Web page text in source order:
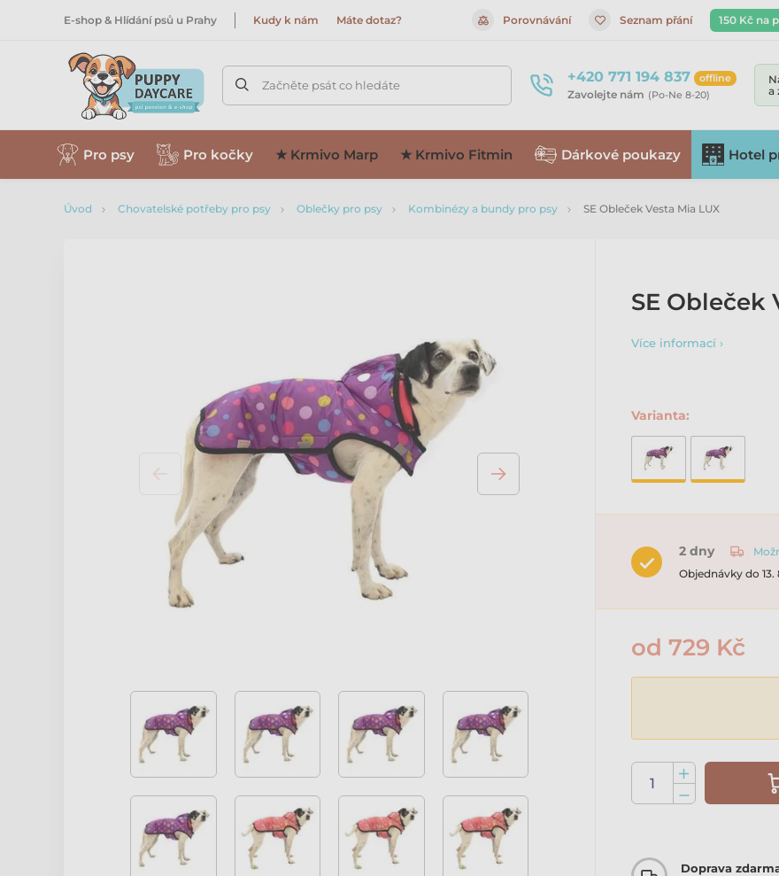
E-shop & Hlídání psů u Prahy Kudy k nám Máte dotaz? Porovnávání Seznam přání 150 Kč na
Začněte psát co hledáte +420 771 194 837 offline
Zavolejte nám (Po-Ne 8-20)
a
Pro psy Pro kočky ★ Krmivo Marp ★ Krmivo Fitmin Dárkové poukazy Hotel
Úvod Chovatelské potřeby pro psy Oblečky pro psy Kombinézy a bundy pro psy SE Obleček Vesta Mia LUX
SE Obleček
Více informací ›
Varianta:
2 dny
Objednávky do
od 729 Kč
Doprava